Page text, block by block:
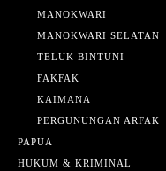
MANOKWARI
MANOKWARI SELATAN
TELUK BINTUNI
FAKFAK
KAIMANA
PERGUNUNGAN ARFAK
PAPUA
HUKUM & KRIMINAL